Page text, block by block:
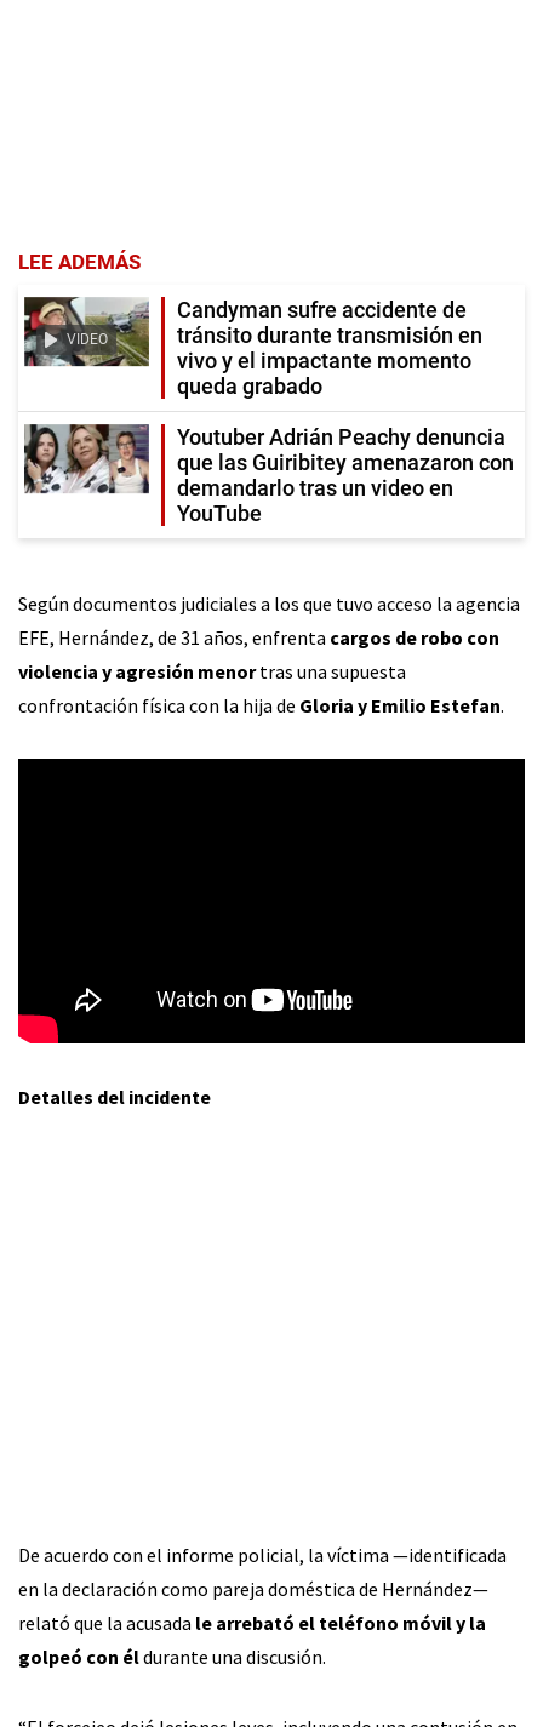
LEE ADEMÁS
VIDEO
Candyman sufre accidente de
tránsito durante transmisión en
vivo y el impactante momento
queda grabado
Youtuber Adrián Peachy denuncia
que las Guiribitey amenazaron con
demandarlo tras un video en
YouTube
Según documentos judiciales a los que tuvo acceso la agencia
EFE, Hernández, de 31 años, enfrenta cargos de robo con
violencia y agresión menortras una supuesta
confrontación física con la hija de Gloria y Emilio Estefan.
Detalles del incidente
De acuerdo con el informe policial, la víctima —identificada
en la declaración como pareja doméstica de Hernández—
relató que la acusada le arrebató el teléfono móvil y la
golpeó con éldurante una discusión.